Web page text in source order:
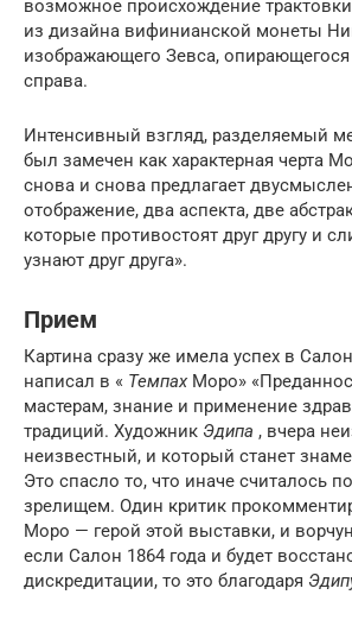
возможное происхождение
из дизайна вифинианской монеты
изображающего Зевса, опирающегося
справа.
Интенсивный взгляд, разделяемый
был замечен как характерная черта
снова и снова предлагает
отображение, два аспекта, две
которые противостоят друг другу и
узнают друг друга».
Прием
Картина сразу же имела успех в
написал в « Темпах Моро»
мастерам, знание и применение
традиций. Художник Эдипа , вчера
неизвестный, и который станет
Это спасло то, что иначе считалось
зрелищем. Один критик
Моро — герой этой выставки, и
если Салон 1864 года и будет
дискредитации, то это благодаря